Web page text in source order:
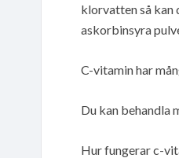
klorvatten så kan
askorbinsyra
C-vitamin har
Du kan behandla
Hur fungerar c-